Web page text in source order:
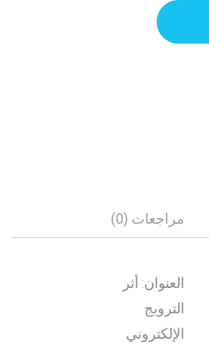
مراجعات (0)
العنوان: أثر
الترويج
الإلكتروني